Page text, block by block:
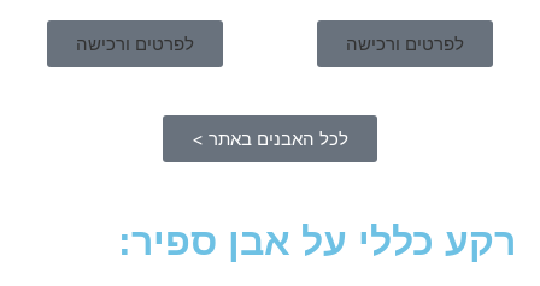
לפרטים ורכישה לפרטים ורכישה
לכל האבנים באתר >
כללי על אבן ספיר: